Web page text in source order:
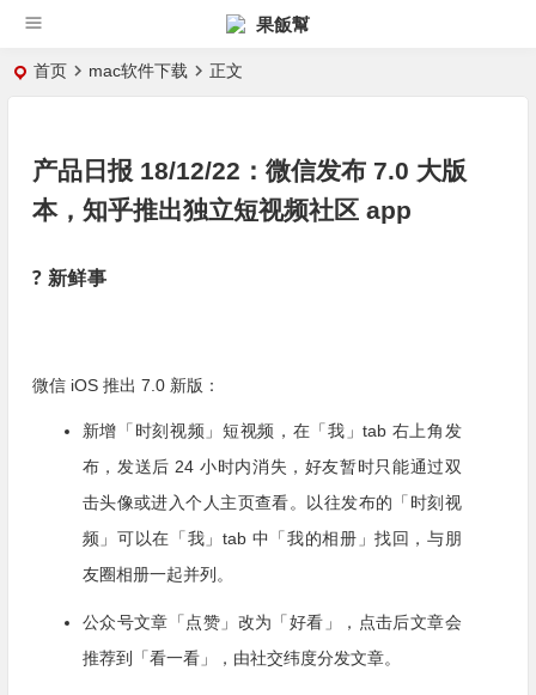
果飯幫
首页 mac软件下载 正文
产品日报 18/12/22：微信发布 7.0 大版
本，知乎推出独立短视频社区 app
? 新鲜事
微信 iOS 推出 7.0 新版：
新增「时刻视频」短视频，在「我」tab 右上角发
布，发送后 24 小时内消失，好友暂时只能通过双
击头像或进入个人主页查看。以往发布的「时刻视
频」可以在「我」tab 中「我的相册」找回，与朋
友圈相册一起并列。
公众号文章「点赞」改为「好看」，点击后文章会
推荐到「看一看」，由社交纬度分发文章。